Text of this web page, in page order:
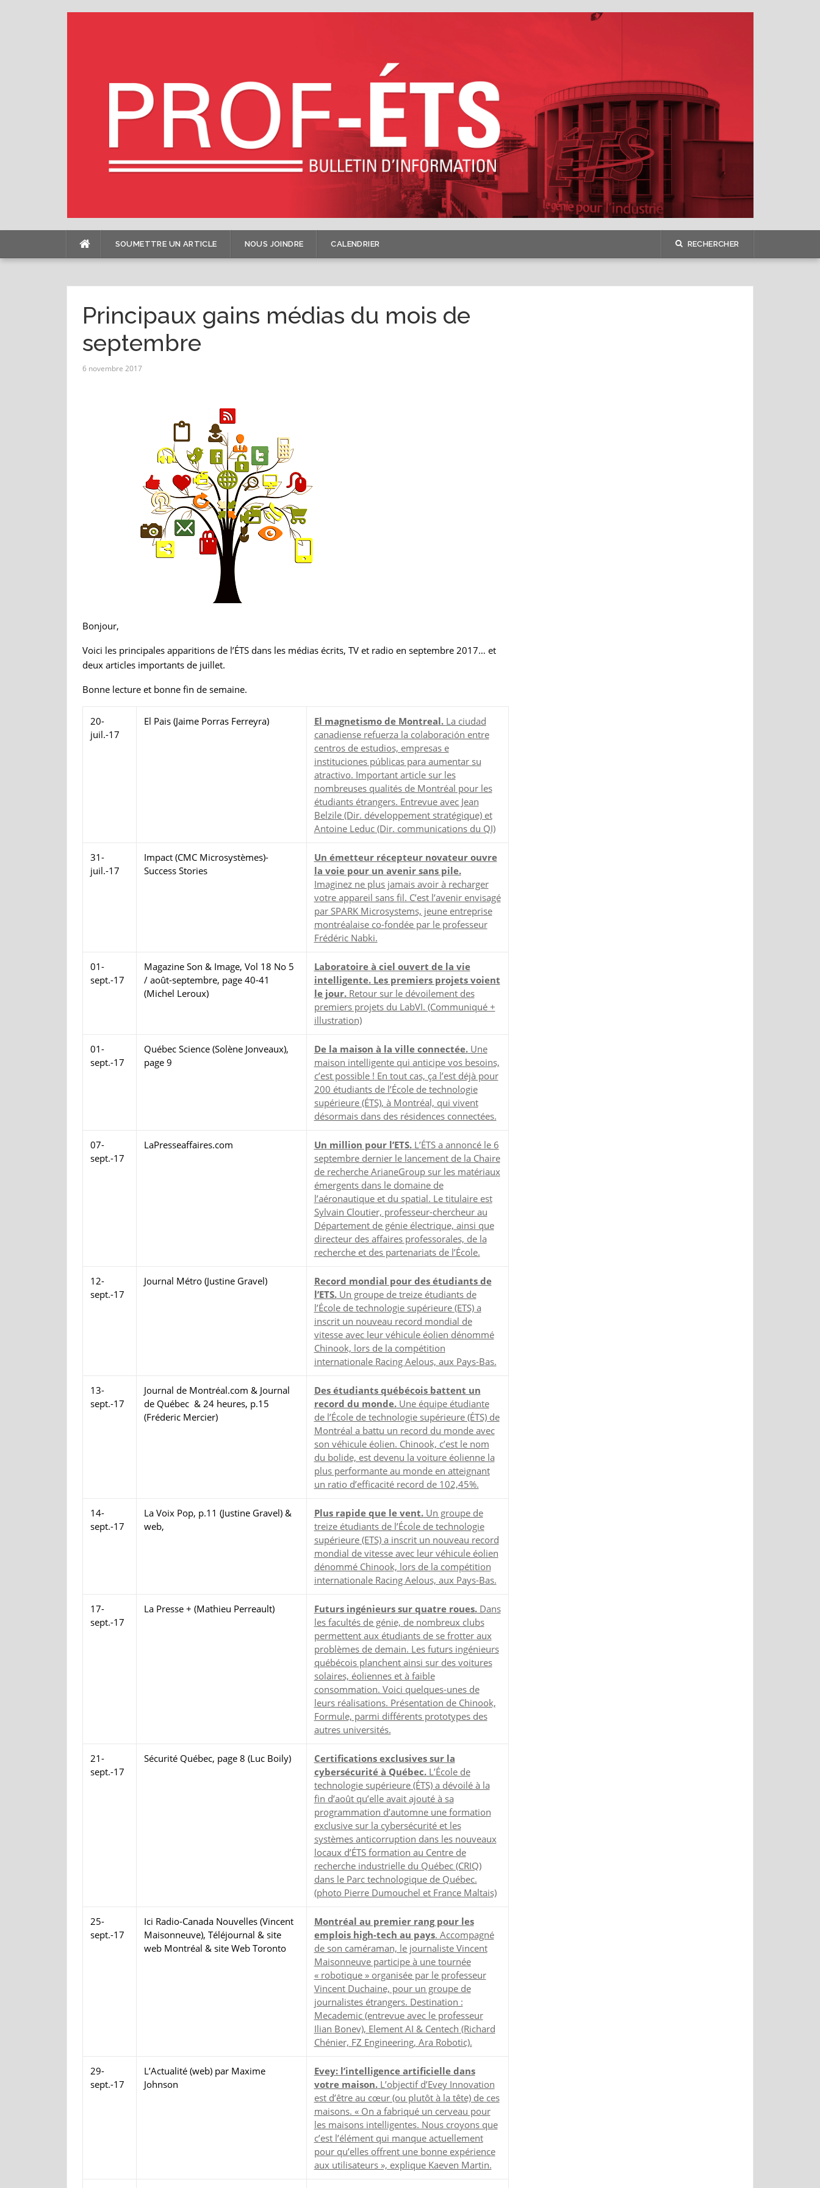
SOUMETTRE UN ARTICLE NOUS JOINDRE CALENDRIER RECHERCHER
Principaux gains médias du mois de
septembre
6 novembre 2017
Bonjour,
Voici les principales apparitions de l’ÉTS dans les médias écrits, TV et radio en septembre 2017… et
deux articles importants de juillet.
Bonne lecture et bonne fin de semaine.
20-
juil.-17
El Pais (Jaime Porras Ferreyra) El magnetismo de Montreal. La ciudad
canadiense refuerza la colaboración entre
centros de estudios, empresas e
instituciones públicas para aumentar su
atractivo. Important article sur les
nombreuses qualités de Montréal pour les
étudiants étrangers. Entrevue avec Jean
Belzile (Dir. développement stratégique) et
Antoine Leduc (Dir. communications du QI)
31-
juil.-17
Impact (CMC Microsystèmes)-
Success Stories
Un émetteur récepteur novateur ouvre
la voie pour un avenir sans pile.
Imaginez ne plus jamais avoir à recharger
votre appareil sans fil. C’est l’avenir envisagé
par SPARK Microsystems, jeune entreprise
montréalaise co-fondée par le professeur
Frédéric Nabki.
01-
sept.-17
Magazine Son & Image, Vol 18 No 5
/ août-septembre, page 40-41
(Michel Leroux)
Laboratoire à ciel ouvert de la vie
intelligente. Les premiers projets voient
le jour. Retour sur le dévoilement des
premiers projets du LabVI. (Communiqué +
illustration)
01-
sept.-17
Québec Science (Solène Jonveaux),
page 9
De la maison à la ville connectée.Une
maison intelligente qui anticipe vos besoins,
c’est possible ! En tout cas, ça l’est déjà pour
200 étudiants de l’École de technologie
supérieure (ÉTS), à Montréal, qui vivent
désormais dans des résidences connectées.
07-
sept.-17
LaPresseaffaires.com Un million pour l’ETS.L’ÉTS a annoncé le 6
septembre dernier le lancement de la Chaire
de recherche ArianeGroup sur les matériaux
émergents dans le domaine de
l’aéronautique et du spatial. Le titulaire est
Sylvain Cloutier, professeur-chercheur au
Département de génie électrique, ainsi que
directeur des affaires professorales, de la
recherche et des partenariats de l’École.
12-
sept.-17
Journal Métro (Justine Gravel)
Record mondial pour des étudiants de
l’ETS.Un groupe de treize étudiants de
l’École de technologie supérieure (ETS) a
inscrit un nouveau record mondial de
vitesse avec leur véhicule éolien dénommé
Chinook, lors de la compétition
internationale Racing Aelous, aux Pays-Bas.
13-
sept.-17
Journal de Montréal.com & Journal
de Québec & 24 heures, p.15
(Fréderic Mercier)
Des étudiants québécois battent un
record du monde.Une équipe étudiante
de l’École de technologie supérieure (ÉTS) de
Montréal a battu un record du monde avec
son véhicule éolien. Chinook, c’est le nom
du bolide, est devenu la voiture éolienne la
plus performante au monde en atteignant
un ratio d’efficacité record de 102,45%.
14-
sept.-17
La Voix Pop, p.11 (Justine Gravel) &
web,
Plus rapide que le vent.Un groupe de
treize étudiants de l’École de technologie
supérieure (ETS) a inscrit un nouveau record
mondial de vitesse avec leur véhicule éolien
dénommé Chinook, lors de la compétition
internationale Racing Aelous, aux Pays-Bas.
17-
sept.-17
La Presse + (Mathieu Perreault) Futurs ingénieurs sur quatre roues.Dans
les facultés de génie, de nombreux clubs
permettent aux étudiants de se frotter aux
problèmes de demain. Les futurs ingénieurs
québécois planchent ainsi sur des voitures
solaires, éoliennes et à faible
consommation. Voici quelques-unes de
leurs réalisations. Présentation de Chinook,
Formule, parmi différents prototypes des
autres universités.
21-
sept.-17
Sécurité Québec, page 8 (Luc Boily)
Certifications exclusives sur la
cybersécurité à Québec.L’École de
technologie supérieure (ÉTS) a dévoilé à la
fin d’août qu’elle avait ajouté à sa
programmation d’automne une formation
exclusive sur la cybersécurité et les
systèmes anticorruption dans les nouveaux
locaux d’ÉTS formation au Centre de
recherche industrielle du Québec (CRIQ)
dans le Parc technologique de Québec.
(photo Pierre Dumouchel et France Maltais)
25-
sept.-17
Ici Radio-Canada Nouvelles (Vincent
Maisonneuve), Téléjournal & site
web Montréal & site Web Toronto
Montréal au premier rang pour les
emplois high-tech au pays. Accompagné
de son caméraman, le journaliste Vincent
Maisonneuve participe à une tournée
« robotique » organisée par le professeur
Vincent Duchaine, pour un groupe de
journalistes étrangers. Destination :
Mecademic (entrevue avec le professeur
Ilian Bonev), Element AI & Centech (Richard
Chénier, FZ Engineering, Ara Robotic).
29-
sept.-17
L’Actualité (web) par Maxime
Johnson
Evey: l’intelligence artificielle dans
votre maison.L’objectif d’Evey Innovation
est d’être au cœur (ou plutôt à la tête) de ces
maisons. « On a fabriqué un cerveau pour
les maisons intelligentes. Nous croyons que
c’est l’élément qui manque actuellement
pour qu’elles offrent une bonne expérience
aux utilisateurs », explique Kaeven Martin.